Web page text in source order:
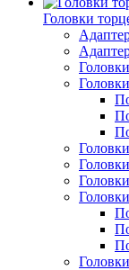
Головки